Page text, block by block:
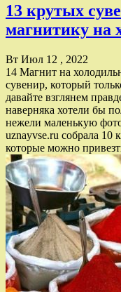
13 крутых
магнитику на
Вт Июл 12 , 2022
14 Магнит на
сувенир, который
давайте взглянем
наверняка хотели бы
нежели маленькую
uznayvse.ru собрала 10
которые можно